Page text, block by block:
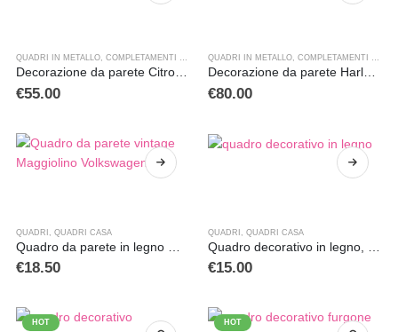
QUADRI IN METALLO, COMPLETAMENTI D'ARREDO ,QUADRI
Decorazione da parete Citroen 2 cavalli
€55.00
QUADRI IN METALLO, COMPLETAMENTI D'ARREDO
Decorazione da parete Harley Davidson
€80.00
QUADRI QUADRI CASA
€18.50
QUADRI QUADRI CASA
€15.00
HOT HOT